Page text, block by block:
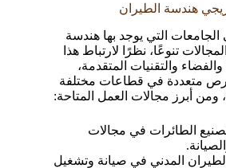
هندسة الطيران
التي يوجد بها هندسة
تنوعًا، نظرًا لارتباط هذا
والتقنيات المتقدمة،
متعددة في قطاعات مختلفة
أبرز مجالات العمل المتاحة:
الطائرات في مجالات
المدني في صيانة وتشغيل